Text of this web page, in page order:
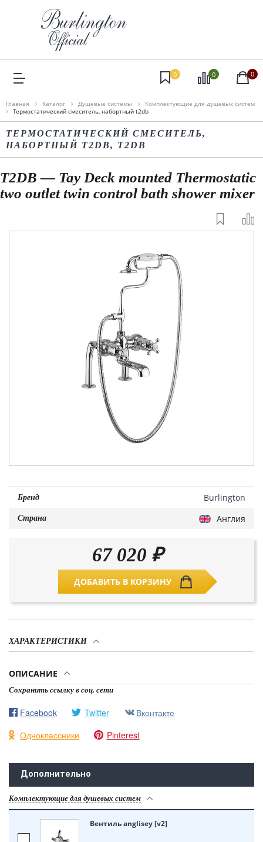
0 0 0
Главная Каталог Душевые системы
Комплектующие для душевых систем
Термостатический смеситель, набортный t2db
ТЕРМОСТАТИЧЕСКИЙ СМЕСИТЕЛЬ,
НАБОРТНЫЙ T2DB, T2DB
T2DB — Tay Deck mounted Thermostatic
two outlet twin control bath shower mixer
Бренд Burlington
Страна Англия
67 020 ₽
ДОБАВИТЬ В КОРЗИНУ
ХАРАКТЕРИСТИКИ
ОПИСАНИЕ
Сохранить ссылку в соц. сети
Facebook Twitter
Вконтакте
Одноклассники
Pinterest
Дополнительно
Комплектующие для душевых систем
Вентиль anglisey [v2]